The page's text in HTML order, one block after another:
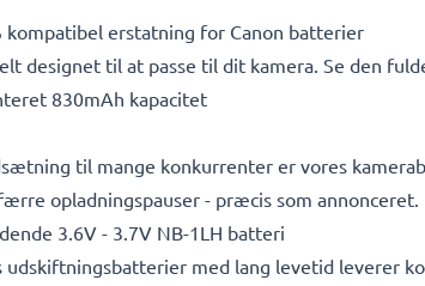
kompatibel erstatning for Canon batterier
designet til at passe til dit kamera. Se den
830mAh kapacitet
til mange konkurrenter er vores
opladningspauser - præcis som annonceret.
3.6V - 3.7V NB-1LH batteri
udskiftningsbatterier med lang levetid leverer